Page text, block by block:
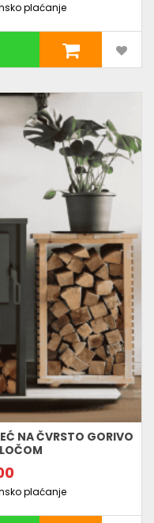
plaćanje
NA ČVRSTO GORIVO
plaćanje